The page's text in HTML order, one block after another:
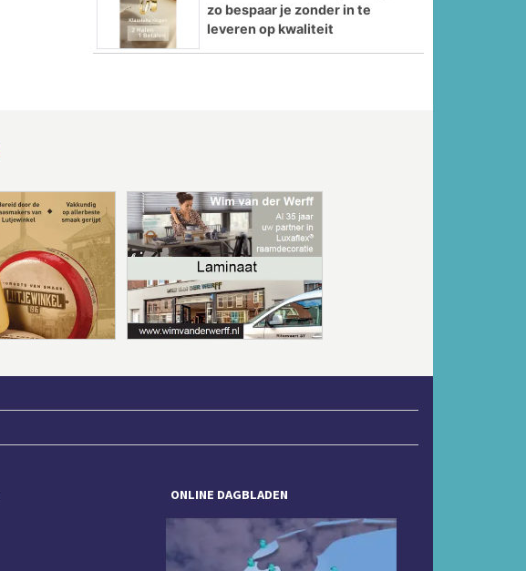
zo bespaar je zonder in te
leveren op kwaliteit
ONLINE DAGBLADEN